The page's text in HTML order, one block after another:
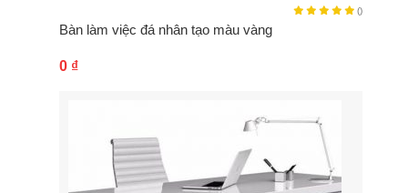
()
Bàn làm việc đá nhân tạo màu vàng
0 ₫